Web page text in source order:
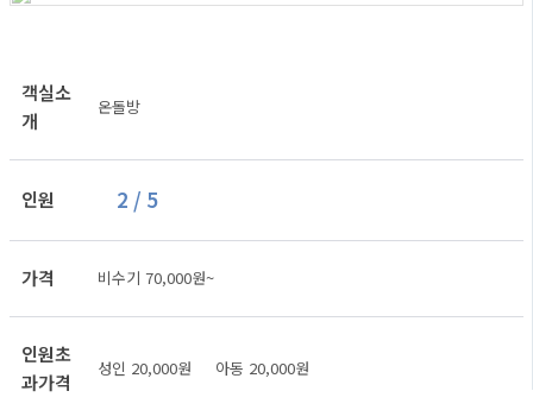
객실소
개
온돌방
인원 2 / 5
가격 비수기 70,000원~
인원초
과가격
성인 20,000원 아동 20,000원